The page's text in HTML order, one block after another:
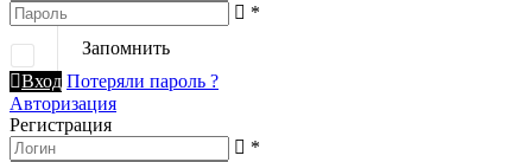
*
Запомнить
Вход Потеряли пароль ?
Авторизация
Регистрация
*